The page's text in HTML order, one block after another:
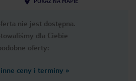
nie jest dostępna.
dla Ciebie
oferty:
inne ceny i terminy »